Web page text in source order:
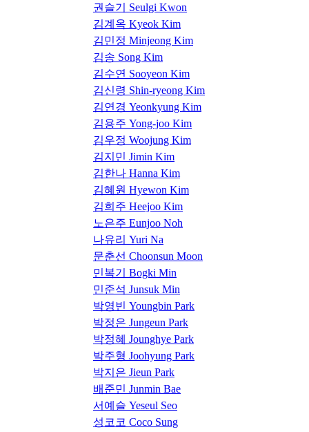
권슬기 Seulgi Kwon
김계옥 Kyeok Kim
김민정 Minjeong Kim
김송 Song Kim
김수연 Sooyeon Kim
김신령 Shin-ryeong Kim
김연경 Yeonkyung Kim
김용주 Yong-joo Kim
김우정 Woojung Kim
김지민 Jimin Kim
김한나 Hanna Kim
김혜원 Hyewon Kim
김희주 Heejoo Kim
노은주 Eunjoo Noh
나유리 Yuri Na
문춘선 Choonsun Moon
민복기 Bogki Min
민준석 Junsuk Min
박영빈 Youngbin Park
박정은 Jungeun Park
박정혜 Jounghye Park
박주형 Joohyung Park
박지은 Jieun Park
배준민 Junmin Bae
서예슬 Yeseul Seo
성코코 Coco Sung